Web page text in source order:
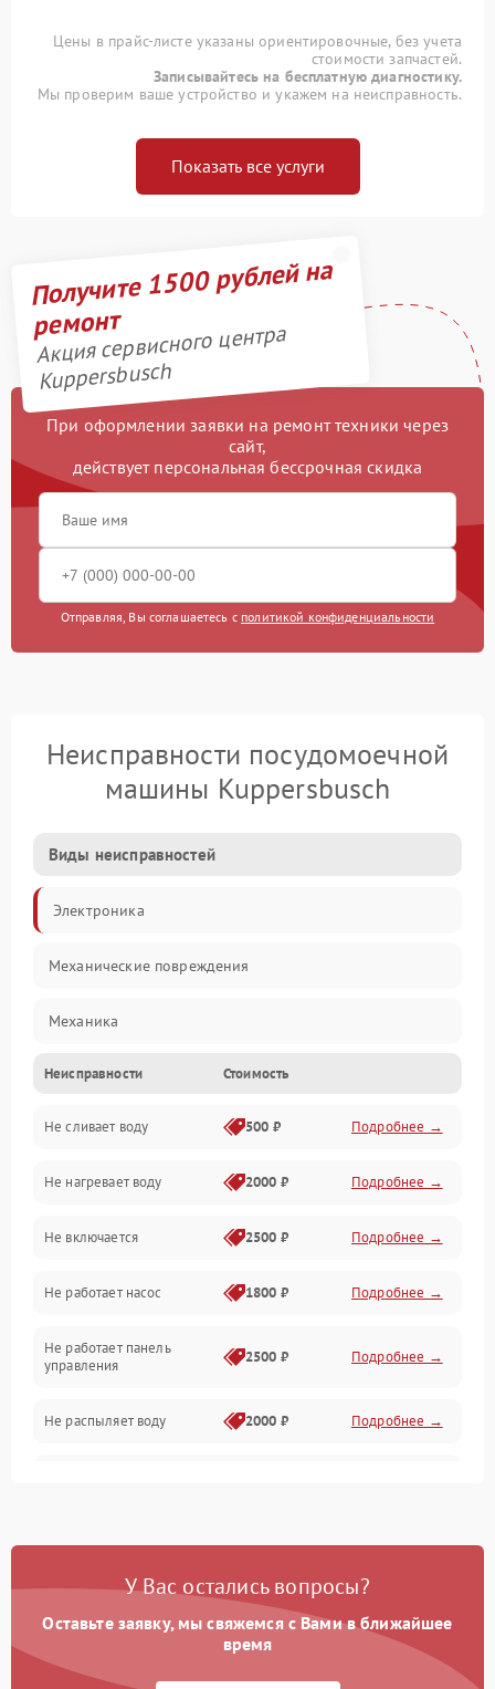
Цены в прайс-листе указаны ориентировочные, без учета
стоимости запчастей.
Записывайтесь на бесплатную диагностику.
Мы проверим ваше устройство и укажем на неисправность.
Показать все услуги
Получите 1500 рублей на
ремонт
Акция сервисного центра
Kuppersbusch
При оформлении заявки на ремонт техники через
сайт,
действует персональная бессрочная скидка
Отправляя, Вы соглашаетесь с политикой конфиденциальности
Неисправности посудомоечной
машины Kuppersbusch
Виды неисправностей
Электроника
Механические повреждения
Механика
Управление
Электропитание
Датчики
Нагрев
Вода
Гигиена
Программное обеспечение
Неисправности Стоимость
Не сливает воду 500 ₽ Подробнее →
Не нагревает воду 2000 ₽ Подробнее →
Не включается 2500 ₽ Подробнее →
Не работает насос 1800 ₽ Подробнее →
Не работает панель
управления
2500 ₽ Подробнее →
Не распыляет воду 2000 ₽ Подробнее →
Проблемы с набором
Не работает сушилка 2100 ₽ Подробнее →
Сбои в работе таймера 1700 ₽
У Вас остались вопросы?
Оставьте заявку, мы свяжемся с Вами в ближайшее
время